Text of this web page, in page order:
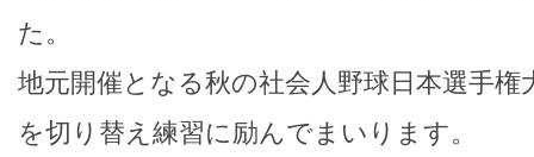
た。
地元開催となる秋の社会人野球日本選手権
を切り替え練習に励んでまいります。